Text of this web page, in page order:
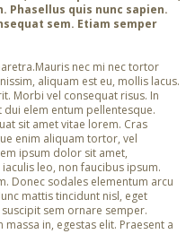
Phasellus quis nunc sapien.
sem. Etiam semper
nec mi nec tortor
aliquam est eu, mollis lacus.
Morbi vel consequat risus. In
elem entum pellentesque.
sit amet vitae lorem. Cras
enim aliquam tortor, vel
ipsum dolor sit amet,
leo, non faucibus ipsum.
Donec sodales elementum arcu
mattis tincidunt nisl, eget
sem ornare semper.
in, egestas elit. Praesent a